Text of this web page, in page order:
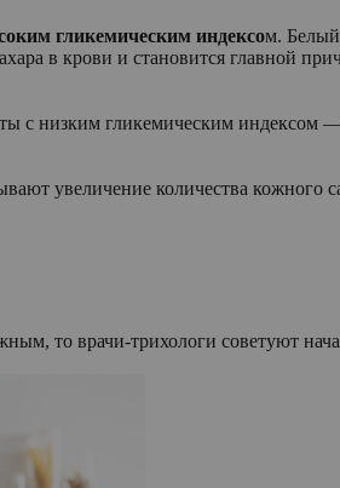
гликемическим индексом. Белый
в крови и становится главной
с низким гликемическим индексом
увеличение количества
то врачи-трихологи советуют